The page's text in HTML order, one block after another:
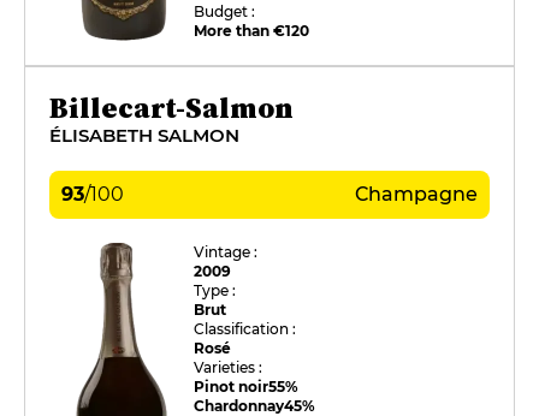
Budget :
More than €120
Billecart-Salmon
ÉLISABETH SALMON
93/100 Champagne
Vintage :
2009
Type :
Brut
Classification :
Rosé
Varieties :
Pinot noir55%
Chardonnay45%